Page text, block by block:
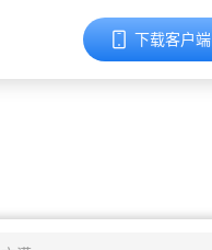
下载客户端